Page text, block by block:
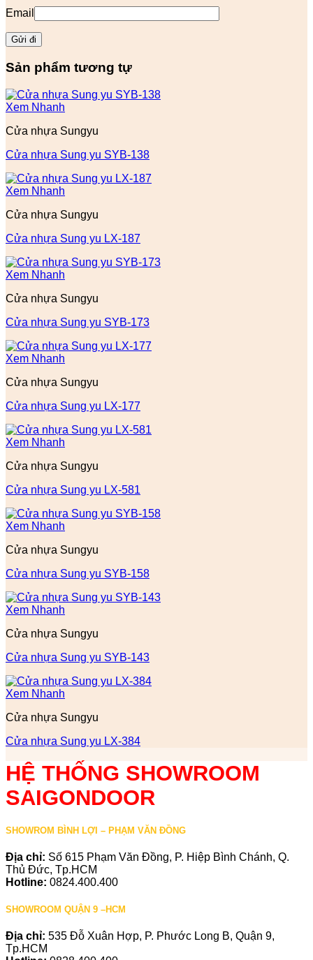
Email
Sản phẩm tương tự
Xem Nhanh
Cửa nhựa Sungyu
Cửa nhựa Sung yu SYB-138
Xem Nhanh
Cửa nhựa Sungyu
Cửa nhựa Sung yu LX-187
Xem Nhanh
Cửa nhựa Sungyu
Cửa nhựa Sung yu SYB-173
Xem Nhanh
Cửa nhựa Sungyu
Cửa nhựa Sung yu LX-177
Xem Nhanh
Cửa nhựa Sungyu
Cửa nhựa Sung yu LX-581
Xem Nhanh
Cửa nhựa Sungyu
Cửa nhựa Sung yu SYB-158
Xem Nhanh
Cửa nhựa Sungyu
Cửa nhựa Sung yu SYB-143
Xem Nhanh
Cửa nhựa Sungyu
Cửa nhựa Sung yu LX-384
HỆ THỐNG SHOWROOM
SAIGONDOOR
SHOWROM BÌNH LỢI – PHẠM VĂN ĐỒNG
Địa chỉ: Số 615 Phạm Văn Đồng, P. Hiệp Bình Chánh, Q.
Thủ Đức, Tp.HCM
Hotline: 0824.400.400
SHOWROOM QUẬN 9 –HCM
Địa chỉ: 535 Đỗ Xuân Hợp, P. Phước Long B, Quận 9,
Tp.HCM